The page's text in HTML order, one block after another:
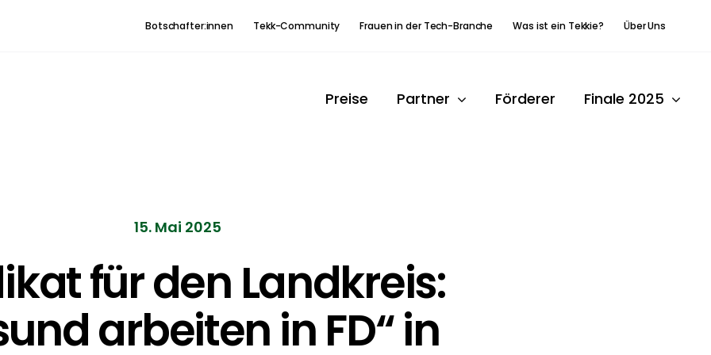
Botschafter:innen Tekk-Community Frauen in der Tech-Branche Was ist ein Tekkie? Über Uns
Preise Partner Förderer Finale 2025
15. Mai 2025
für den Landkreis:
arbeiten in FD“ in